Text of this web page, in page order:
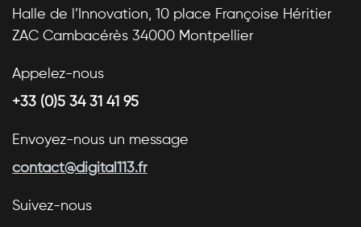
Halle de l’Innovation, 10 place Françoise Héritier
ZAC Cambacérès 34000 Montpellier
Appelez-nous
+33 (0)5 34 31 41 95
Envoyez-nous un message
contact@digital113.fr
Suivez-nous